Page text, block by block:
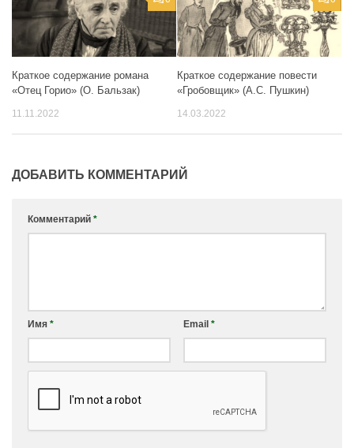
Краткое содержание романа
«Отец Горио» (О. Бальзак)
11.11.2022
Краткое содержание повести
«Гробовщик» (А.С. Пушкин)
14.03.2022
ДОБАВИТЬ КОММЕНТАРИЙ
Комментарий *
Имя * Email *